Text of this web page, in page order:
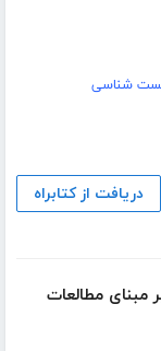
شناسی
دریافت از کتابراه
مبنای مطالعات